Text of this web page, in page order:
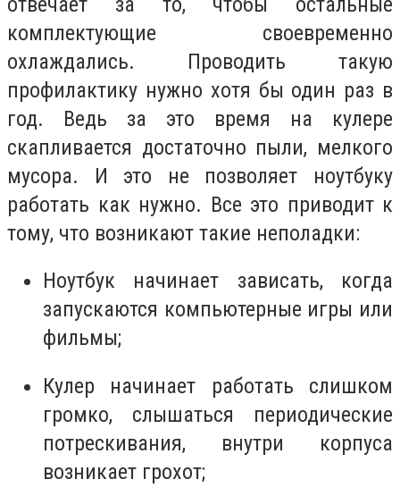
комплектующие своевременно
охлаждались. Проводить такую
профилактику нужно хотя бы один раз в
год. Ведь за это время на кулере
скапливается достаточно пыли, мелкого
мусора. И это не позволяет ноутбуку
работать как нужно. Все это приводит к
тому, что возникают такие неполадки:
Ноутбук начинает зависать, когда
запускаются компьютерные игры или
фильмы;
Кулер начинает работать слишком
громко, слышаться периодические
потрескивания, внутри корпуса
возникает грохот;